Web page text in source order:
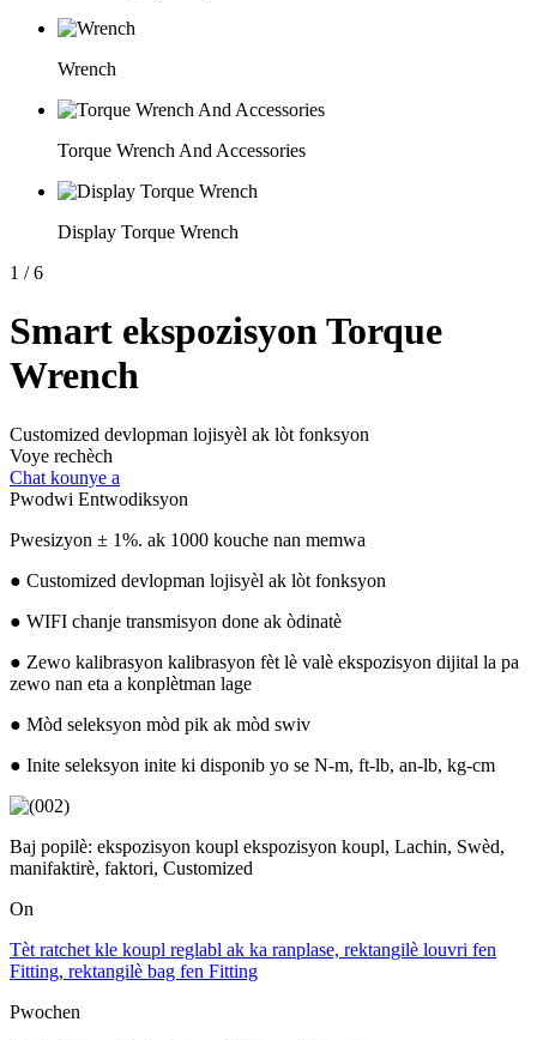
Wrench
Torque Wrench And Accessories
Display Torque Wrench
1 / 6
Smart ekspozisyon Torque
Wrench
Customized devlopman lojisyèl ak lòt fonksyon
Voye rechèch
Chat kounye a
Pwodwi Entwodiksyon
Pwesizyon ± 1%. ak 1000 kouche nan memwa
● Customized devlopman lojisyèl ak lòt fonksyon
● WIFI chanje transmisyon done ak òdinatè
● Zewo kalibrasyon kalibrasyon fèt lè valè ekspozisyon dijital la pa
zewo nan eta a konplètman lage
● Mòd seleksyon mòd pik ak mòd swiv
● Inite seleksyon inite ki disponib yo se N-m, ft-lb, an-lb, kg-cm
Baj popilè: ekspozisyon koupl ekspozisyon koupl, Lachin, Swèd,
manifaktirè, faktori, Customized
On
Tèt ratchet kle koupl reglabl ak ka ranplase, rektangilè louvri fen
Fitting, rektangilè bag fen Fitting
Pwochen